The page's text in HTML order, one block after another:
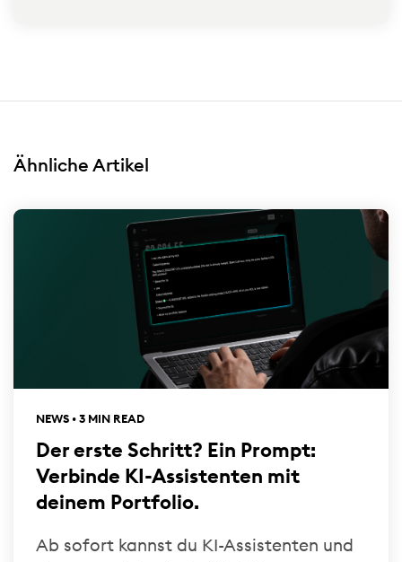
Ähnliche Artikel
NEWS • 3 MIN READ
Der erste Schritt? Ein Prompt:
Verbinde KI-Assistenten mit
deinem Portfolio.
Ab sofort kannst du KI-Assistenten und